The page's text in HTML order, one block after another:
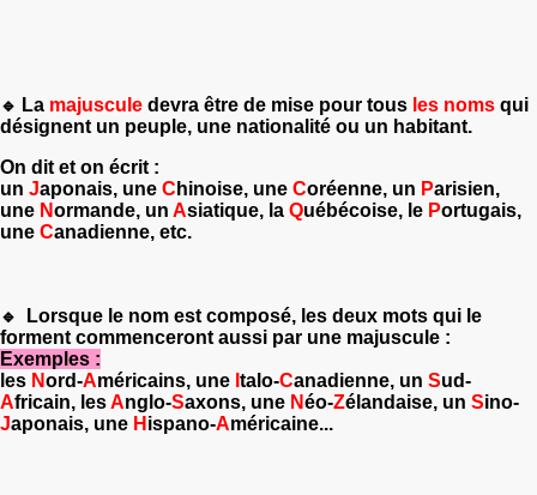
🔹 La majuscule devra être de mise pour tous les noms qui
désignent un peuple, une nationalité ou un habitant.
On dit et on écrit :
un Japonais, une C hinoise, une Coréenne, un Parisien,
une Normande, un Asiatique, la Québécoise, le Portugais,
une Canadienne, etc.
🔹
Lorsque le nom est composé, les deux mots qui le
forment commenceront aussi par une majuscule :
Exemples :
les Nord-Américains, une talo-Canadienne, un Sud-
Africain, lesAnglo-Saxons, une Néo-Zélandaise, un Sino-
Japonais, une H ispano-Américaine...